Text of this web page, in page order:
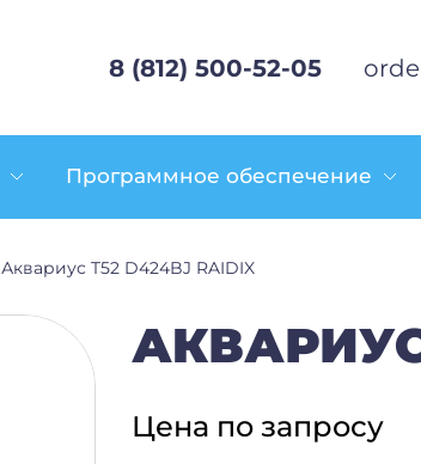
8 (812) 500-52-05
Программное обеспечение
Аквариус T52 D424BJ RAIDIX
АКВАРИУС
Цена по запросу